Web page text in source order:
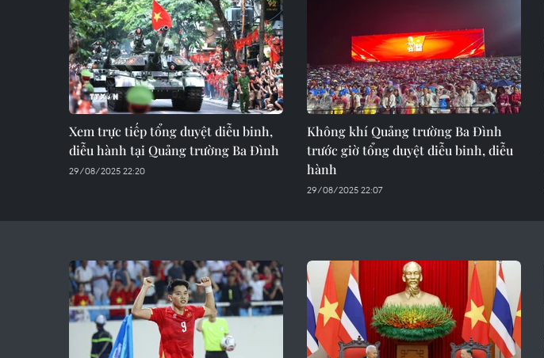
Xem trực tiếp tổng duyệt diễu binh,
diễu hành tại Quảng trường Ba Đình
29/08/2025 22:20
Không khí Quảng trường Ba Đình
trước giờ tổng duyệt diễu binh, diễu
hành
29/08/2025 22:07